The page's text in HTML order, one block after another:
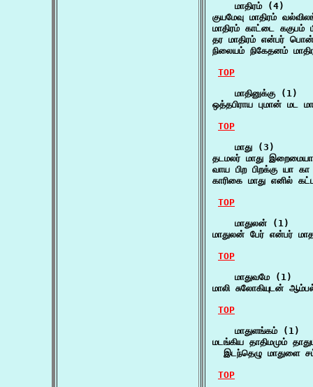
    மாதிரம் (4)
குயமேவு மாதிரம்
மாதிரம் காட்டை
தர மாதிரம் என்பர்
நிலையம் நிகேதனம்
TOP
    மாதினுக்கு (1)
ஒத்தபிராய புமான் மட
TOP
    மாது (3)
தடமலர் மாது
வாய பிற பிறக்கு
காரிகை மாது எனில்
TOP
    மாதுலன் (1)
மாதுலன் பேர் என்பர்
TOP
    மாதுவமே (1)
மாலி சுலோகியுடன்
TOP
    மாதுளங்கம் (1)
மடங்கிய தாதிமமும்
இடந்தெழு மாதுளை
TOP